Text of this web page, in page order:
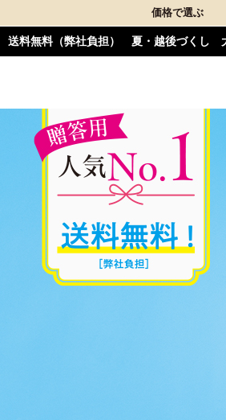
価格で選ぶ
送料無料（弊社負担） 夏・越後づくし